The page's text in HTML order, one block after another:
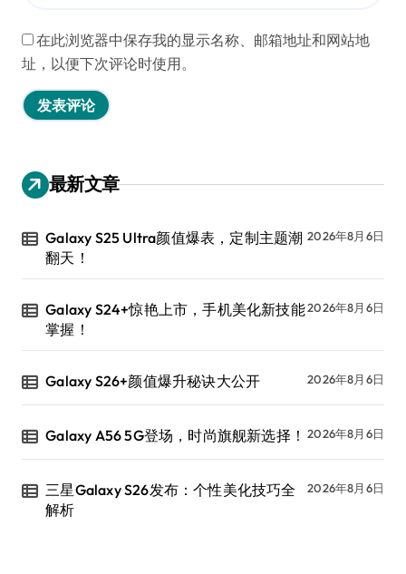
在此浏览器中保存我的显示名称、邮箱地址和网站地
址，以便下次评论时使用。
最新文章
Galaxy S25 Ultra颜值爆表，定制主题潮
翻天！
2026年8月6日
Galaxy S24+惊艳上市，手机美化新技能
掌握！
2026年8月6日
Galaxy S26+颜值爆升秘诀大公开 2026年8月6日
Galaxy A56 5G登场，时尚旗舰新选择！ 2026年8月6日
三星Galaxy S26发布：个性美化技巧全
解析
2026年8月6日